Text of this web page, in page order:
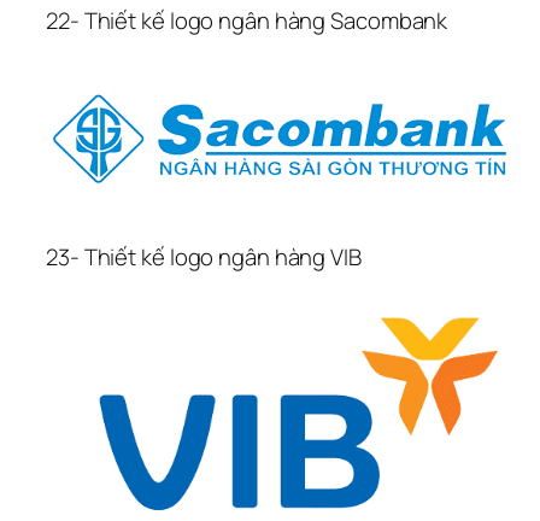
22- Thiết kế logo ngân hàng Sacombank
23- Thiết kế logo ngân hàng VIB